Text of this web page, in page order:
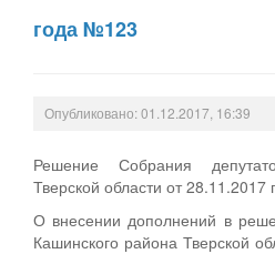
года №123
Опубликовано: 01.12.2017, 16:39
Решение Собрания
Тверской области от
О внесении дополнений в
Кашинского района Тверской